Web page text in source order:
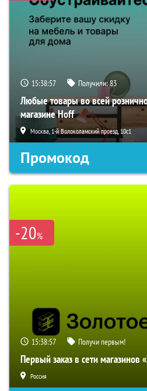
15:38:56 Получили:83
Любые товары во всей
магазине Hoff
Москва, 1-й Волоколамский проезд, 10с1
Промокод
-20%
15:38:56 Получи первым!
Первый заказ в сети магазинов
Россия